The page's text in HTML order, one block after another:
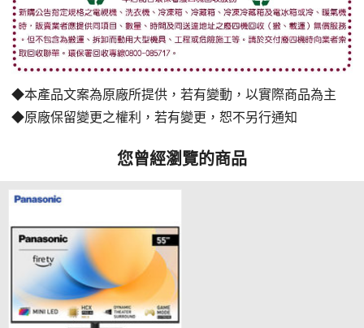
◆本產品文案為原廠所提供，若有變動，以實際商品為主
◆原廠保留變更之權利，若有變更，恕不另行通知
您曾經瀏覽的商品